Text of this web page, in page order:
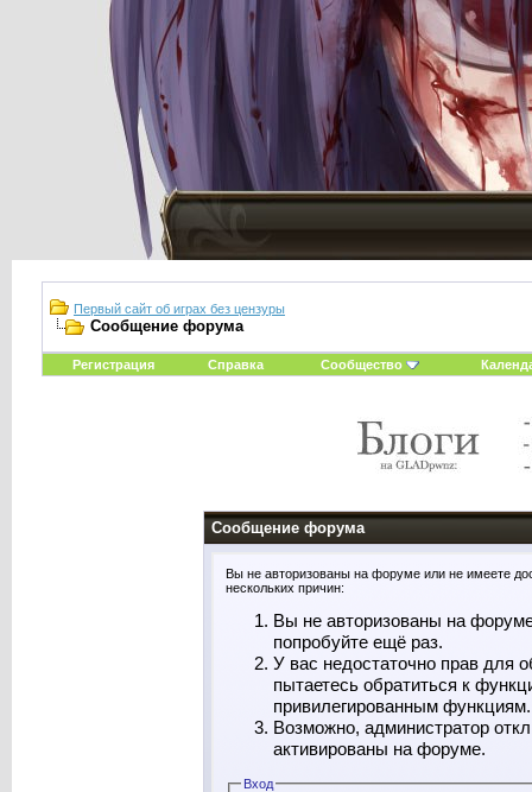
Первый сайт об играх без цензуры
Сообщение форума
Регистрация Справка Сообщество
Сообщение форума
Вы не авторизованы на форуме или не имеете
нескольких причин:
Вы не авторизованы на
попробуйте ещё раз.
У вас недостаточно прав для
пытаетесь обратиться к
привилегированным функциям.
Возможно, администратор
активированы на форуме.
Вход